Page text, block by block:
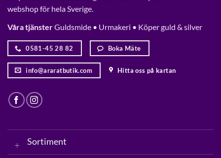
webshop för hela Sverige.
Våra tjänsterGuldsmide • Urmakeri • Köper guld & silver
0581-45 28 82 Boka Mäte
info@araratbutik.com Hitta oss på kartan
Sortiment